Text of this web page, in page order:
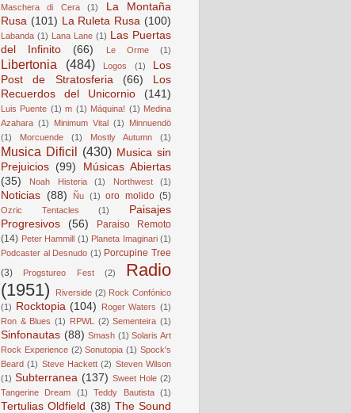
Maschera di Cera
(1)
La Montaña
Rusa (101) La Ruleta Rusa (100)
Labanda (1) Lana Lane (1) Las Puertas
del Infinito
(66) Le Orme (1)
Libertonia (484) Logos (1)
Los
Post de Stratosferia
(66)
Los
Recuerdos del Unicornio
(141)
Luis Puente (1) m (1) Máquina! (1) Medina
Azahara (1) Minimum Vital (1)
Minnuendö
(1)
Morcuende (1) Mostly Autumn (1)
Musica Dificil (430) Musica sin
Prejuicios (99)
Músicas Abiertas
(35)
Noah Histeria (1) Northwest (1)
Noticias (88) Ñu (1) oro molido (5)
Ozric Tentacles (1)
Paisajes
Progresivos
(56)
Paraiso Remoto
(14) Peter Hammill (1) Planeta Imaginari (1)
Podcaster al Desnudo (1) Porcupine Tree
(3)
Progstureo Fest (2)
Radio
(1951)
Riverside (2) Rock Confónico
(1)
Rocktopia (104) Roger Waters (1)
Ron & Blues (1) RPWL (2) Sementeira (1)
Sinfonautas (88) Smash (1) Solaris Art
Rock Experience (2) Sonutopia (1) Spock's
Beard (1) Steve Hackett (2) Steven Wilson
(1) Subterranea (137) Sweet Hole (2)
Tangerine Dream
(1) Teddy Bautista (1)
Tertulias Oldfield (38) The Sound